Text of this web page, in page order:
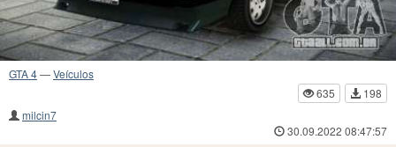
GTA 4—Veículos
635
198
milcin7
30.09.2022 08:47:57